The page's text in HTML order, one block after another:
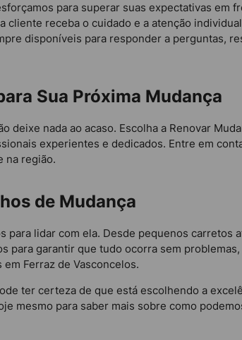
para superar suas expectativas em
receba o cuidado e a atenção
disponíveis para responder a perguntas,
Sua Próxima Mudança
deixe nada ao acaso. Escolha a Renovar
experientes e dedicados. Entre em
na região.
de Mudança
lidar com ela. Desde pequenos carretos
para garantir que tudo ocorra sem
Ferraz de Vasconcelos.
ter certeza de que está escolhendo a
mesmo para saber mais sobre como